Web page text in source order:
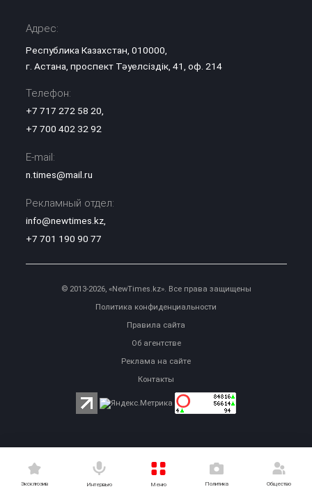
Эксклюзив Интервью Меню Политика Общество
Адрес:
Республика Казахстан, 010000,
г. Астана, проспект Тәуелсіздік, 41, оф. 214
Телефон:
+7 717 272 58 20,
+7 700 402 32 92
E-mail:
n.times@mail.ru
Рекламный отдел:
info@newtimes.kz,
+7 701 190 90 77
© 2013-2026, «NewTimes.kz». Все права защищены
Политика конфиденциальности
Правила сайта
Об агентстве
Реклама на сайте
Контакты